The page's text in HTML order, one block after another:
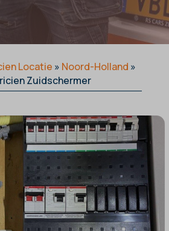
Locatie » Noord-Holland »
Zuidschermer